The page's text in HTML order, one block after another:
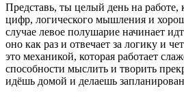
Представь, ты целый день на работе,
цифр, логического мышления и
случае левое полушарие начинает
оно как раз и отвечает за логику и
это механикой, которая работает
способности мыслить и творить
идёшь домой и делаешь